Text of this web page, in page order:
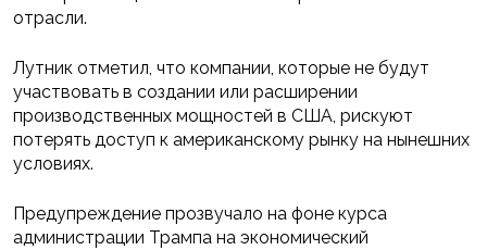
отрасли.
Лутник отметил, что компании, которые не будут
участвовать в создании или расширении
производственных мощностей в США, рискуют
потерять доступ к американскому рынку на нынешних
условиях.
Предупреждение прозвучало на фоне курса
администрации Трампа на экономический